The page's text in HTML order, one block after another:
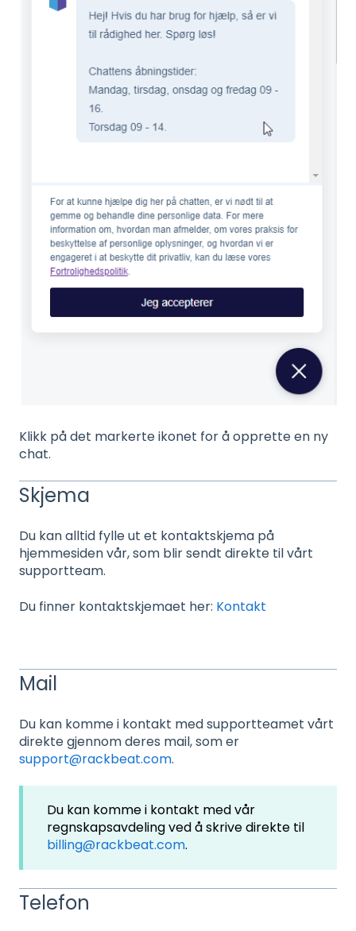
Klikk på det markerte ikonet for å opprette en ny
chat.
Skjema
Du kan alltid fylle ut et kontaktskjema på
hjemmesiden vår, som blir sendt direkte til vårt
supportteam.
Du finner kontaktskjemaet her: Kontakt
Mail
Du kan komme i kontakt med supportteamet vårt
direkte gjennom deres mail, som er
support@rackbeat.com.
Du kan komme i kontakt med vår
regnskapsavdeling ved å skrive direkte til
billing@rackbeat.com.
Telefon